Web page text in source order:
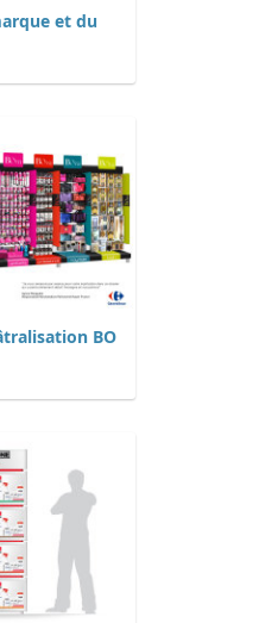
et du
BO